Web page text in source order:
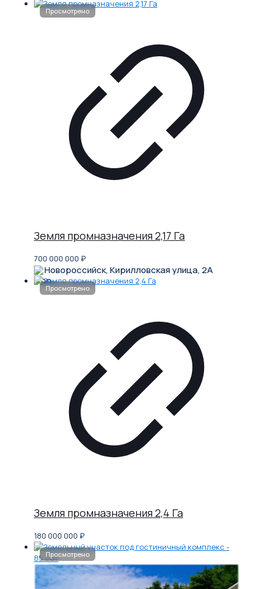
Земля промназначения 2,17 Га
700 000 000 ₽
Новороссийск, Кирилловская улица, 2А
Земля промназначения 2,4 Га
180 000 000 ₽